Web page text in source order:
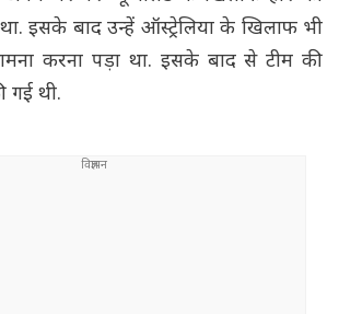
इसके बाद उन्हें ऑस्ट्रेलिया के खिलाफ भी
करना पड़ा था. इसके बाद से टीम की
गई थी.